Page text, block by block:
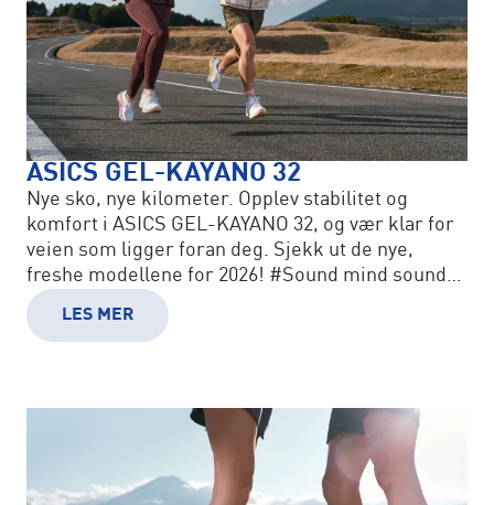
ASICS GEL-KAYANO 32
Nye sko, nye kilometer. Opplev stabilitet og
komfort i ASICS GEL-KAYANO 32, og vær klar for
veien som ligger foran deg. Sjekk ut de nye,
freshe modellene for 2026! #Sound mind sound
body #Gelkayano
LES MER